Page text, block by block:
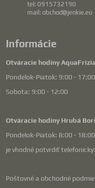
tel: 0915732190
mail: obchod@jenkie.eu
Informácie
Otváracie hodiny
Pondelok-Piatok: 9:00 - 17:00
Sobota: 9:00 - 12:00
Otváracie hodiny Hrubá
Pondelok-Piatok: 8:00 -
je vhodné potvrdiť
Poštovné a obchodné